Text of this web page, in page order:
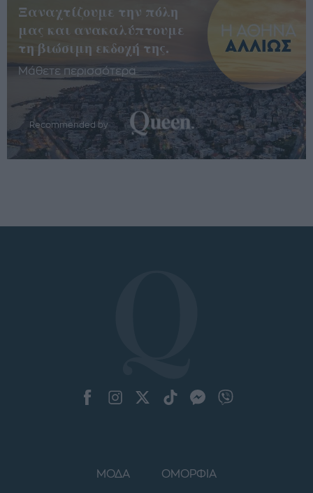
Ξαναχτίζουμε την πόλη
μας και ανακαλύπτουμε
τη βιώσιμη εκδοχή της.
Μάθετε περισσότερα
Recommended by
ΜΟΔΑ ΟΜΟΡΦΙΑ